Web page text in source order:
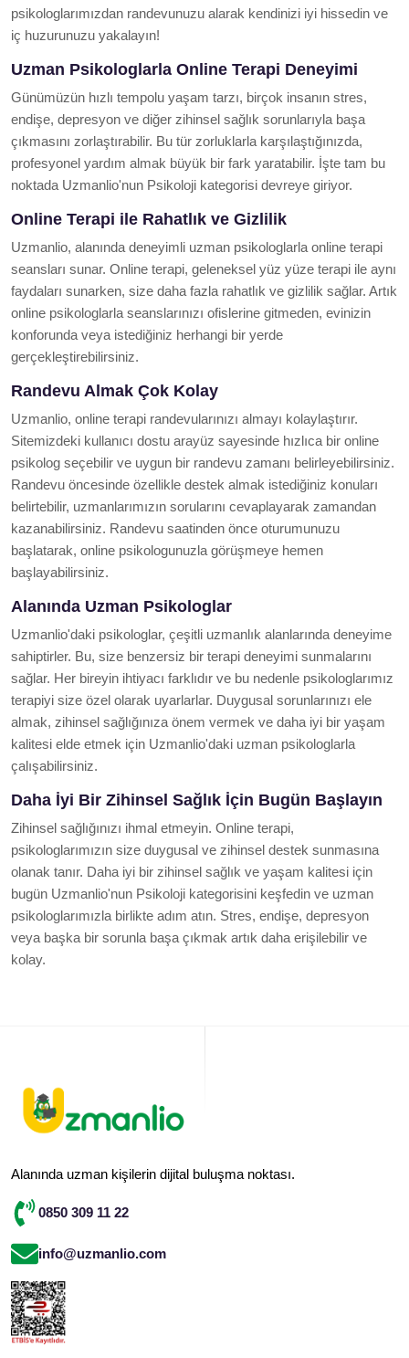
psikologlarımızdan randevunuzu alarak kendinizi iyi hissedin ve
iç huzurunuzu yakalayın!
Uzman Psikologlarla Online Terapi Deneyimi
Günümüzün hızlı tempolu yaşam tarzı, birçok insanın stres,
endişe, depresyon ve diğer zihinsel sağlık sorunlarıyla başa
çıkmasını zorlaştırabilir. Bu tür zorluklarla karşılaştığınızda,
profesyonel yardım almak büyük bir fark yaratabilir. İşte tam bu
noktada Uzmanlio'nun Psikoloji kategorisi devreye giriyor.
Online Terapi ile Rahatlık ve Gizlilik
Uzmanlio, alanında deneyimli uzman psikologlarla online terapi
seansları sunar. Online terapi, geleneksel yüz yüze terapi ile aynı
faydaları sunarken, size daha fazla rahatlık ve gizlilik sağlar. Artık
online psikologlarla seanslarınızı ofislerine gitmeden, evinizin
konforunda veya istediğiniz herhangi bir yerde
gerçekleştirebilirsiniz.
Randevu Almak Çok Kolay
Uzmanlio, online terapi randevularınızı almayı kolaylaştırır.
Sitemizdeki kullanıcı dostu arayüz sayesinde hızlıca bir online
psikolog seçebilir ve uygun bir randevu zamanı belirleyebilirsiniz.
Randevu öncesinde özellikle destek almak istediğiniz konuları
belirtebilir, uzmanlarımızın sorularını cevaplayarak zamandan
kazanabilirsiniz. Randevu saatinden önce oturumunuzu
başlatarak, online psikologunuzla görüşmeye hemen
başlayabilirsiniz.
Alanında Uzman Psikologlar
Uzmanlio'daki psikologlar, çeşitli uzmanlık alanlarında deneyime
sahiptirler. Bu, size benzersiz bir terapi deneyimi sunmalarını
sağlar. Her bireyin ihtiyacı farklıdır ve bu nedenle psikologlarımız
terapiyi size özel olarak uyarlarlar. Duygusal sorunlarınızı ele
almak, zihinsel sağlığınıza önem vermek ve daha iyi bir yaşam
kalitesi elde etmek için Uzmanlio'daki uzman psikologlarla
çalışabilirsiniz.
Daha İyi Bir Zihinsel Sağlık İçin Bugün Başlayın
Zihinsel sağlığınızı ihmal etmeyin. Online terapi,
psikologlarımızın size duygusal ve zihinsel destek sunmasına
olanak tanır. Daha iyi bir zihinsel sağlık ve yaşam kalitesi için
bugün Uzmanlio'nun Psikoloji kategorisini keşfedin ve uzman
psikologlarımızla birlikte adım atın. Stres, endişe, depresyon
veya başka bir sorunla başa çıkmak artık daha erişilebilir ve
kolay.
Alanında uzman kişilerin dijital buluşma noktası.
0850 309 11 22
info@uzmanlio.com